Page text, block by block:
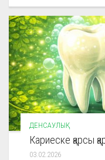
ДЕНСАУЛЫҚ
Кариеске қарсы
03.02.2026